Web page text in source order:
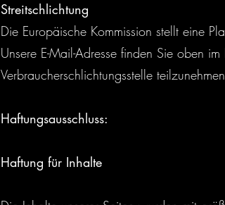
Streitschlichtung
Die Europäische Kommission stellt eine
Unsere E-Mail-Adresse finden Sie oben
Verbraucherschlichtungsstelle
Haftungsausschluss:
Haftung für Inhalte